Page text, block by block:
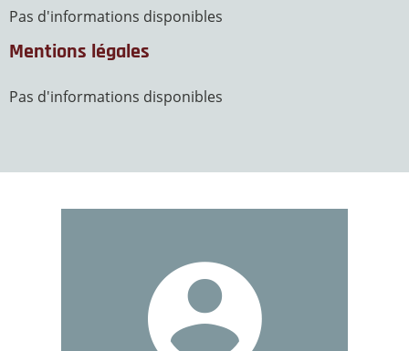
Pas d'informations disponibles
Mentions légales
Pas d'informations disponibles